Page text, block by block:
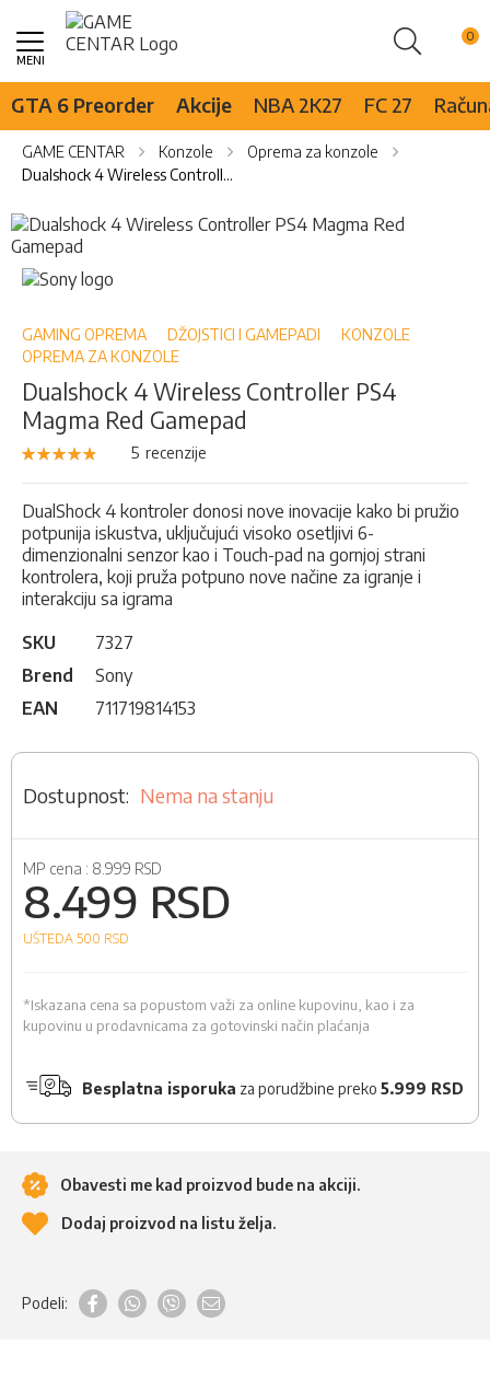
Pretraži
Skip
Content
GTA 6 Preorder Akcije NBA 2K27 FC 27
GAME CENTAR Konzole
Oprema za konzole
Dualshock 4 Wireless Controller PS4 Magma Red Gamepad
Skip
to
the
end
the
images
Skip
to
beginning
of
images
gallery
GAMING OPREMA DŽOJSTICI I GAMEPADI
KONZOLE
OPREMA ZA KONZOLE
Dualshock 4 Wireless Controller PS4
Magma Red Gamepad
Rejting:
96
% of 100
5 recenzije
DualShock 4 kontroler donosi nove inovacije kako bi pružio
potpunija iskustva, uključujući visoko osetljivi 6-
dimenzionalni senzor kao i Touch-pad na gornjoj strani
kontrolera, koji pruža potpuno nove načine za igranje i
interakciju sa igrama
SKU
7327
Brend
Sony
EAN
711719814153
Nema na stanju
MP cena : 8.999 RSD
8.499 RSD
UŠTEDA 500 RSD
*Iskazana cena sa popustom važi za online kupovinu, kao i za
kupovinu u prodavnicama za gotovinski način plaćanja
Besplatna isporuka za porudžbine preko 5.999 RSD
Obavesti me kad proizvod bude na akciji.
Dodaj proizvod na listu želja.
Podeli: